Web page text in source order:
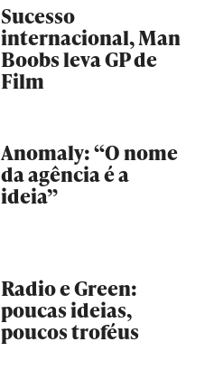
Sucesso
internacional, Man
Boobs leva GP de
Film
Anomaly: “O nome
da agência é a
ideia”
Radio e Green:
poucas ideias,
poucos troféus